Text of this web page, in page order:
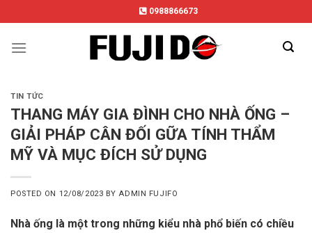
to
content
0988866673
TIN TỨC
THANG MÁY GIA ĐÌNH CHO NHÀ ỐNG –
GIẢI PHÁP CÂN ĐỐI GỮA TÍNH THẨM
MỸ VÀ MỤC ĐÍCH SỬ DỤNG
POSTED ON 12/08/2023 BY ADMIN FUJIFO
Nhà ống là một trong những kiểu nhà phổ biến có chiều